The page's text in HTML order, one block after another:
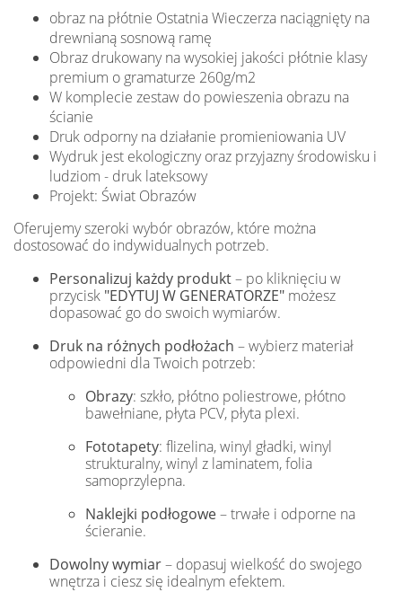
obraz na płótnie Ostatnia Wieczerza naciągnięty na
drewnianą sosnową ramę
Obraz drukowany na wysokiej jakości płótnie klasy
premium o gramaturze 260g/m2
W komplecie zestaw do powieszenia obrazu na
ścianie
Druk odporny na działanie promieniowania UV
Wydruk jest ekologiczny oraz przyjazny środowisku i
ludziom - druk lateksowy
Projekt: Świat Obrazów
Oferujemy szeroki wybór obrazów, które można
dostosować do indywidualnych potrzeb.
Personalizuj każdy produkt– po kliknięciu w
przycisk "EDYTUJ W GENERATORZE" możesz
dopasować go do swoich wymiarów.
Druk na różnych podłożach – wybierz materiał
odpowiedni dla Twoich potrzeb:
Obrazy: szkło, płótno poliestrowe, płótno
bawełniane, płyta PCV, płyta plexi.
Fototapety: flizelina, winyl gładki, winyl
strukturalny, winyl z laminatem, folia
samoprzylepna.
Naklejki podłogowe– trwałe i odporne na
ścieranie.
Dowolny wymiar– dopasuj wielkość do swojego
wnętrza i ciesz się idealnym efektem.